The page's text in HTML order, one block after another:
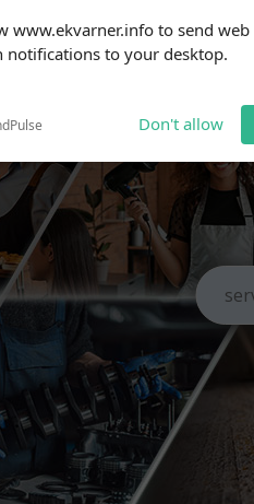
www.ekvarner.info to send web
notifications to your desktop.
Don't allow
prompts, click
icon